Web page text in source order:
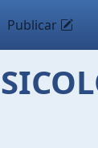
Publicar